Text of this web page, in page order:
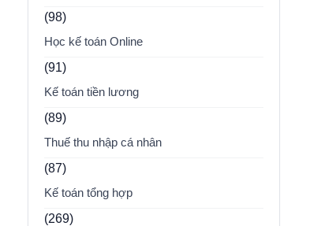
(98)
Học kế toán Online
(91)
Kế toán tiền lương
(89)
Thuế thu nhập cá nhân
(87)
Kế toán tổng hợp
(269)